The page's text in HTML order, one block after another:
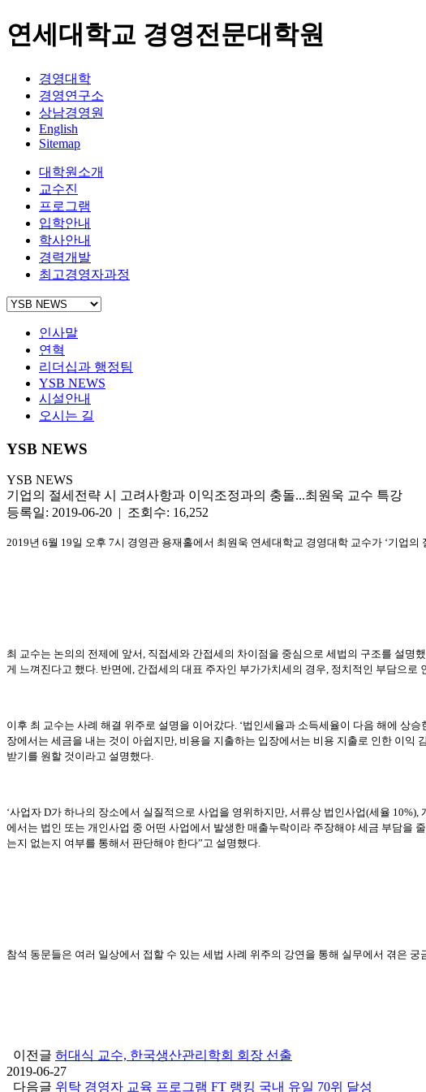
연세대학교 경영전문대학원
경영대학
경영연구소
상남경영원
English
Sitemap
대학원소개
교수진
프로그램
입학안내
학사안내
경력개발
최고경영자과정
인사말
연혁
리더십과 행정팀
YSB NEWS
시설안내
오시는 길
YSB NEWS
YSB NEWS
기업의 절세전략 시 고려사항과 이익조정과의 충돌...최원욱 교수 특강
등록일: 2019-06-20 | 조회수: 16,252
2019년 6월 19일 오후 7시 경영관 용재홀에서 최원욱 연세대학교 경영대학 교수가 ‘기업
최 교수는 논의의 전제에 앞서, 직접세와 간접세의 차이점을 중심으로 세법의 구조를 설
게 느껴진다고 했다. 반면에, 간접세의 대표 주자인 부가가치세의 경우, 정치적인 부담으
이후 최 교수는 사례 해결 위주로 설명을 이어갔다. ‘법인세율과 소득세율이 다음 해에 상
장에서는 세금을 내는 것이 아쉽지만, 비용을 지출하는 입장에서는 비용 지출로 인한 이
받기를 원할 것이라고 설명했다.
‘사업자 D가 하나의 장소에서 실질적으로 사업을 영위하지만, 서류상 법인사업(세율
에서는 법인 또는 개인사업 중 어떤 사업에서 발생한 매출누락이라 주장해야 세금 부담을
는지 없는지 여부를 통해서 판단해야 한다”고 설명했다.
참석 동문들은 여러 일상에서 접할 수 있는 세법 사례 위주의 강연을 통해 실무에서 겪은
이전글 허대식 교수, 한국생산관리학회 회장 선출
2019-06-27
다음글 위탁 경영자 교육 프로그램 FT 랭킹 국내 유일 70위 달성